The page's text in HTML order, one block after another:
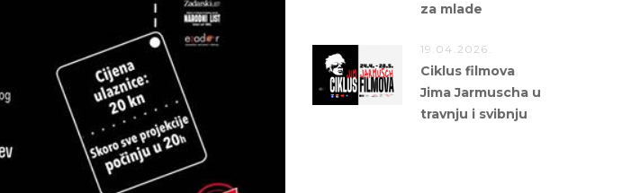
za mlade
19.04.2026.
Ciklus filmova
Jima Jarmuscha u
travnju i svibnju